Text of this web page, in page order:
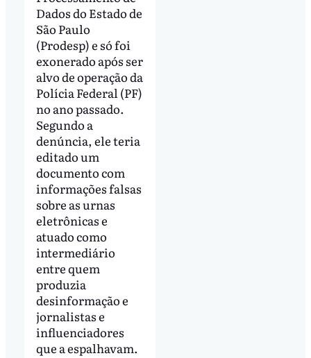
Dados do Estado de
São Paulo
(Prodesp) e só foi
exonerado após ser
alvo de operação da
Polícia Federal (PF)
no ano passado.
Segundo a
denúncia, ele teria
editado um
documento com
informações falsas
sobre as urnas
eletrônicas e
atuado como
intermediário
entre quem
produzia
desinformação e
jornalistas e
influenciadores
que a espalhavam.